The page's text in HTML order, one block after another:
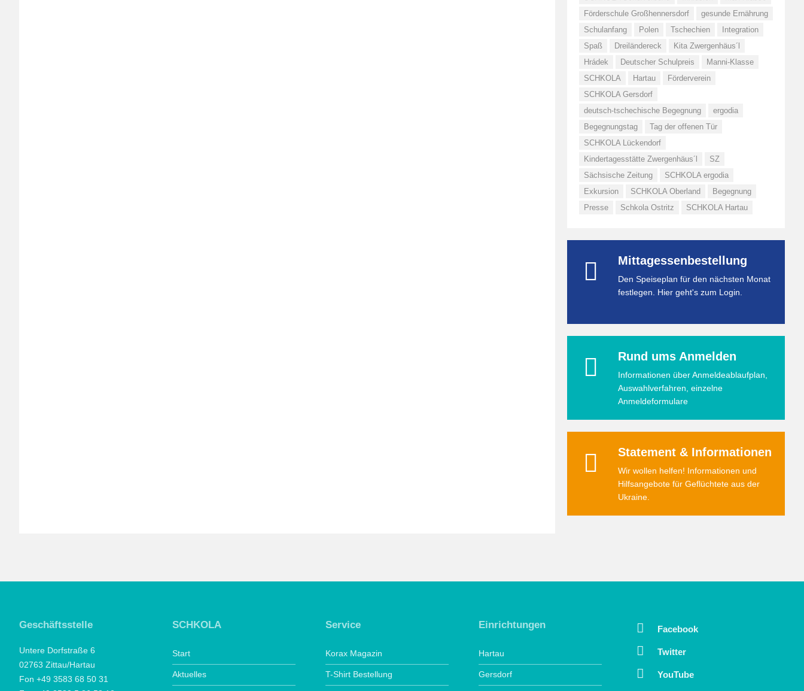
Förderschule Großhennersdorf
gesunde Ernährung
Schulanfang
Polen Tschechien
Integration
Spaß
Dreiländereck
Kita Zwergenhäus´l
Hrádek
Deutscher Schulpreis
Manni-Klasse
SCHKOLA
Hartau
Förderverein
SCHKOLA Gersdorf
deutsch-tschechische Begegnung
ergodia
Begegnungstag
Tag der offenen Tür
SCHKOLA Lückendorf
Kindertagesstätte Zwergenhäus´l
SZ
Sächsische Zeitung
SCHKOLA ergodia
Exkursion
SCHKOLA Oberland
Begegnung
Presse
Schkola Ostritz SCHKOLA Hartau
Mittagessenbestellung
Den Speiseplan für den nächsten Monat
festlegen. Hier geht's zum Login.
Rund ums Anmelden
Informationen über Anmeldeablaufplan,
Auswahlverfahren, einzelne
Anmeldeformulare
Statement & Informationen
Wir wollen helfen! Informationen und
Hilfsangebote für Geflüchtete aus der
Ukraine.
Geschäftsstelle
Untere Dorfstraße 6
02763 Zittau/Hartau
Fon +49 3583 68 50 31
SCHKOLA
Start
Aktuelles
Service
Korax Magazin
T-Shirt Bestellung
Einrichtungen
Hartau
Gersdorf
Facebook
Twitter
YouTube